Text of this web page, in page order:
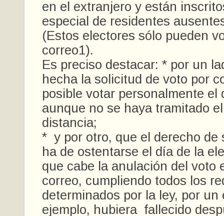
en el extranjero y están
especial de residentes
(Estos electores sólo pueden
correo1).
Es preciso destacar: * por un
hecha la solicitud de voto por
posible votar personalmente el
aunque no se haya tramitado
distancia;
* y por otro, que el derecho de
ha de ostentarse el día de la
que cabe la anulación del voto
correo, cumpliendo todos los
determinados por la ley, por un
ejemplo, hubiera fallecido